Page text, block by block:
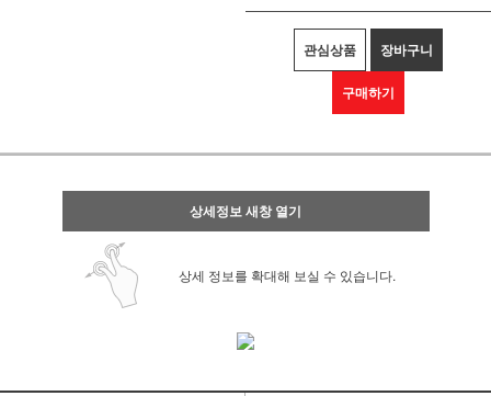
관심상품 장바구니
구매하기
상세정보 새창 열기
상세 정보를 확대해 보실 수 있습니다.